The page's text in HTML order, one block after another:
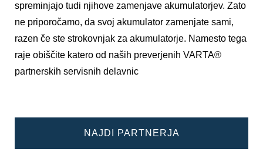
spreminjajo tudi njihove zamenjave akumulatorjev. Zato
ne priporočamo, da svoj akumulator zamenjate sami,
razen če ste strokovnjak za akumulatorje. Namesto tega
raje obiščite katero od naših preverjenih VARTA®
partnerskih servisnih delavnic
NAJDI PARTNERJA